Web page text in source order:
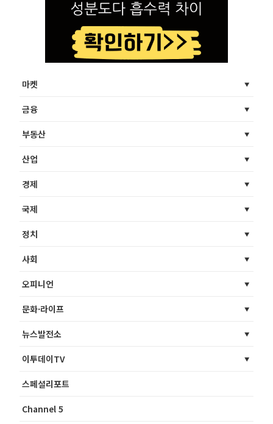
마켓
금융
부동산
산업
경제
국제
정치
사회
오피니언
문화·라이프
뉴스발전소
이투데이TV
스페셜리포트
Channel 5